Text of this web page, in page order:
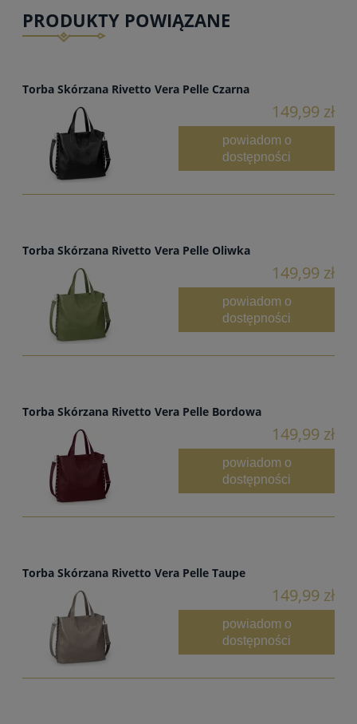
PRODUKTY POWIĄZANE
Torba Skórzana Rivetto Vera Pelle Czarna
149,99 zł
powiadom o
dostępności
Torba Skórzana Rivetto Vera Pelle Oliwka
149,99 zł
powiadom o
dostępności
Torba Skórzana Rivetto Vera Pelle Bordowa
149,99 zł
powiadom o
dostępności
Torba Skórzana Rivetto Vera Pelle Taupe
149,99 zł
powiadom o
dostępności